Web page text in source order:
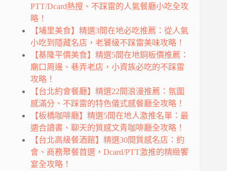
PTT/Dcard熱搜、不踩雷的人氣餐廳小吃全攻
略！
【埔里美食】精選3間在地必吃推薦：從人氣
小吃到隱藏名店，老饕級不踩雷美味攻略！
【基隆平價美食】精選5間在地銅板價推薦：
廟口周邊、巷弄老店，小資族必吃的不踩雷
攻略！
【台北約會餐廳】精選22間浪漫推薦：氛圍
感滿分、不踩雷的特色儀式感餐廳全攻略！
【板橋咖啡廳】精選5間在地人激推名單：最
適合讀書、聊天的質感文青咖啡廳全攻略！
【台北高級餐酒館】精選30間質感名店：約
會、商務聚餐首選，Dcard/PTT激推的精緻饗
宴全攻略！